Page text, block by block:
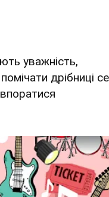
уважність,
дрібниці